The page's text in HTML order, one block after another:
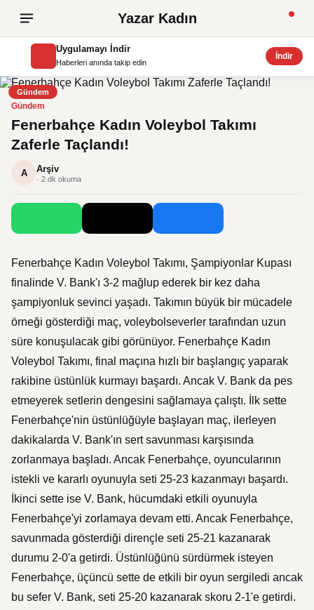
Yazar Kadın
Uygulamayı İndir
Haberleri anında takip edin
İndir
Gündem
Gündem
Fenerbahçe Kadın Voleybol Takımı
Zaferle Taçlandı!
A Arşiv
· 2 dk okuma
Fenerbahçe Kadın Voleybol Takımı, Şampiyonlar Kupası
finalinde V. Bank'ı 3-2 mağlup ederek bir kez daha
şampiyonluk sevinci yaşadı. Takımın büyük bir mücadele
örneği gösterdiği maç, voleybolseverler tarafından uzun
süre konuşulacak gibi görünüyor. Fenerbahçe Kadın
Voleybol Takımı, final maçına hızlı bir başlangıç yaparak
rakibine üstünlük kurmayı başardı. Ancak V. Bank da pes
etmeyerek setlerin dengesini sağlamaya çalıştı. İlk sette
Fenerbahçe'nin üstünlüğüyle başlayan maç, ilerleyen
dakikalarda V. Bank'ın sert savunması karşısında
zorlanmaya başladı. Ancak Fenerbahçe, oyuncularının
istekli ve kararlı oyunuyla seti 25-23 kazanmayı başardı.
İkinci sette ise V. Bank, hücumdaki etkili oyunuyla
Fenerbahçe'yi zorlamaya devam etti. Ancak Fenerbahçe,
savunmada gösterdiği dirençle seti 25-21 kazanarak
durumu 2-0'a getirdi. Üstünlüğünü sürdürmek isteyen
Fenerbahçe, üçüncü sette de etkili bir oyun sergiledi ancak
bu sefer V. Bank, seti 25-20 kazanarak skoru 2-1'e getirdi.